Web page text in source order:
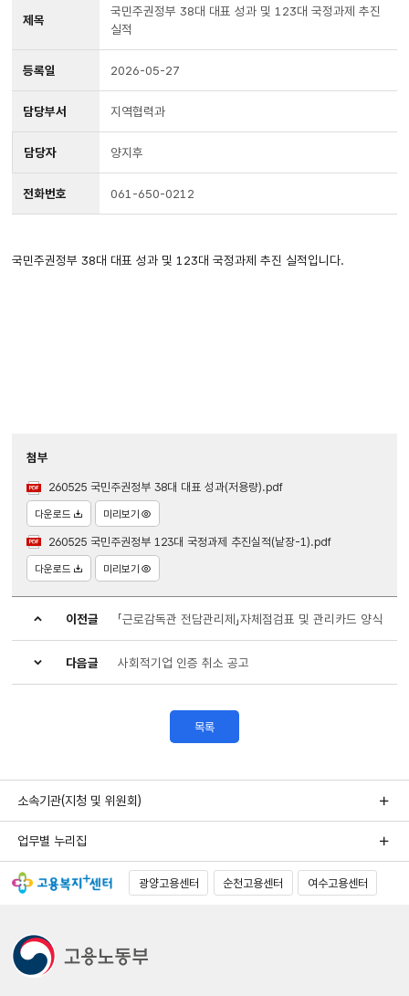
제목
국민주권정부 38대 대표 성과 및 123대 국정과제 추진
실적
등록일 2026-05-27
담당부서 지역협력과
담당자 양지후
전화번호 061-650-0212
국민주권정부 38대 대표 성과 및 123대 국정과제 추진 실적입니다.
첨부
260525 국민주권정부 38대 대표 성과(저용량).pdf
다운로드 미리보기
260525 국민주권정부 123대 국정과제 추진실적(낱장-1).pdf
다운로드 미리보기
이전글 「근로감독관 전담관리제」자체점검표 및 관리카드 양식
다음글 사회적기업 인증 취소 공고
목록
소속기관(지청 및 위원회)
업무별 누리집
광양고용센터 순천고용센터 여수고용센터